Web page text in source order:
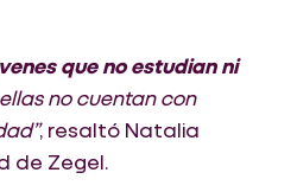
que no estudian ni
no cuentan con
, resaltó Natalia
de Zegel.